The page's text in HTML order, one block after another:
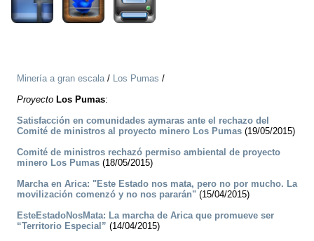
Minería a gran escala/ Los Pumas /
Proyecto Los Pumas:
Satisfacción en comunidades aymaras ante el rechazo del
Comité de ministros al proyecto minero Los Pumas (19/05/2015)
Comité de ministros rechazó permiso ambiental de proyecto
minero Los Pumas (18/05/2015)
Marcha en Arica: "Este Estado nos mata, pero no por mucho. La
movilización comenzó y no nos pararán" (15/04/2015)
EsteEstadoNosMata: La marcha de Arica que promueve ser
“Territorio Especial” (14/04/2015)